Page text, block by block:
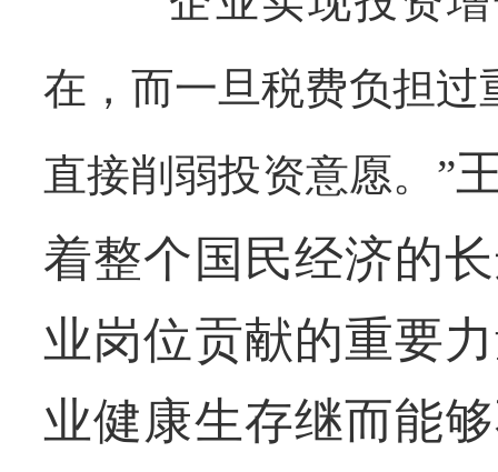
在，而一旦税费负担
直接削弱投资意愿。”
着整个国民经济的
业岗位贡献的重要
业健康生存继而能